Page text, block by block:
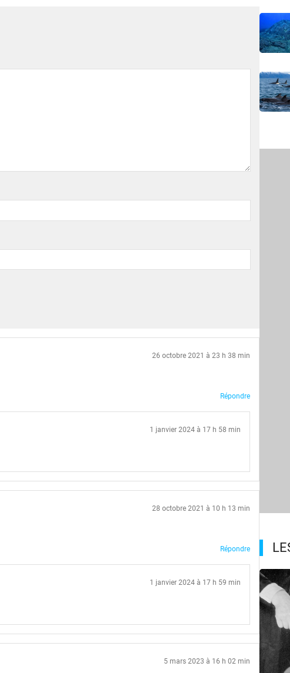
26 octobre 2021 à 23 h 38 min
Répondre
1 janvier 2024 à 17 h 58 min
28 octobre 2021 à 10 h 13 min
Répondre
1 janvier 2024 à 17 h 59 min
5 mars 2023 à 16 h 02 min